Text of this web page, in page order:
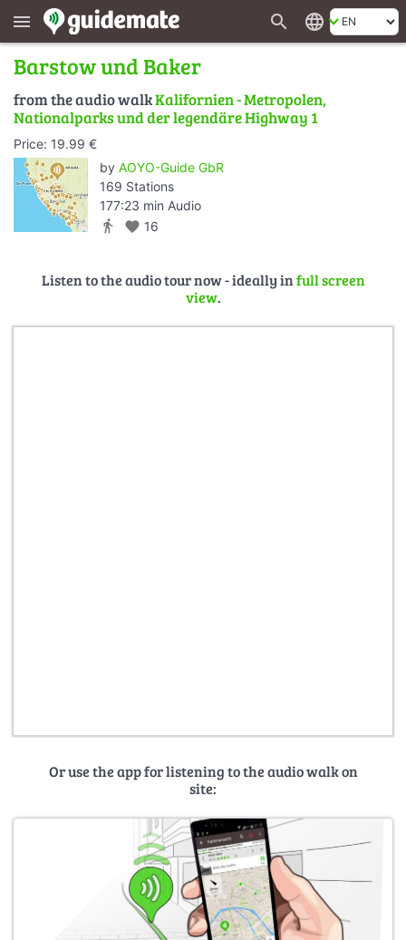
menu search language
Barstow und Baker
from the audio walkKalifornien - Metropolen,
Nationalparks und der legendäre Highway 1
Price: 19.99 €
by AOYO-Guide GbR
169 Stations
177:23 min Audio
directions_walk favorite 16
Listen to the audio tour now - ideally infull screen
view.
Or use the app for listening to the audio walk on
site: